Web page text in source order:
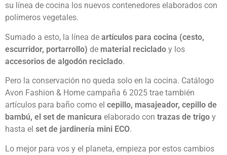
su línea de cocina los nuevos contenedores elaborados con
polímeros vegetales.
Sumado a esto, la línea de artículos para cocina (cesto,
escurridor, portarrollo) de material reciclado y los
accesorios de algodón reciclado.
Pero la conservación no queda solo en la cocina. Catálogo
Avon Fashion & Home campaña 6 2025 trae también
artículos para baño como el cepillo, masajeador, cepillo de
bambú, el set de manicura elaborado con trazas de trigo y
hasta el set de jardinería mini ECO.
Lo mejor para vos y el planeta, empieza por estos cambios